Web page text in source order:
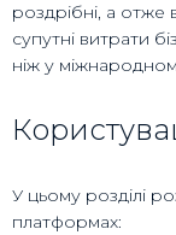
роздрібні, а отже
супутні витрати
ніж у
У цьому розділі
платформах: